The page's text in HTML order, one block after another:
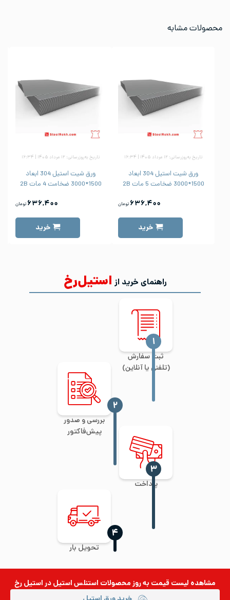
محصولات مشابه
تاریخ به‌روزرسانی: ۱۲ مرداد ۱۴۰۵ | ۱۶:۳۴
ورق شیت استیل 304 ابعاد
1500*3000 ضخامت 5 مات 2B
۶۳۶,۴۰۰ تومان
خرید
تاریخ به‌روزرسانی: ۱۲ مرداد ۱۴۰۵ | ۱۶:۳۴
ورق شیت استیل 304 ابعاد
1500*3000 ضخامت 4 مات 2B
۶۳۶,۴۰۰ تومان
خرید
راهنمای خرید از استیل‌رخ
ثبت سفارش
(تلفنی یا آنلاین)
‍۱
بررسی و صدور
پیش‌فاکتور
‍۲
پرداخت
‍۳
تحویل بار
‍۴
مشاهده لیست قیمت به روزمحصولات استنلس استیلدر استیل رخ